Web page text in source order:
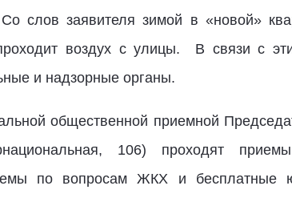
слов заявителя зимой в «новой»
воздух с улицы. В связи с
и надзорные органы.
общественной приемной
106) проходят приемы
по вопросам ЖКХ и бесплатные